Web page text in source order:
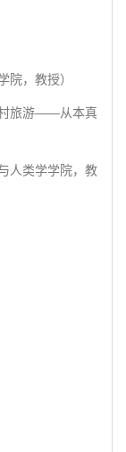
，教授）
旅游——从本真
人类学学院，教